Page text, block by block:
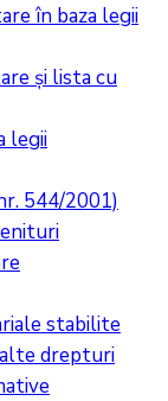
în baza legii
și lista cu
legii
544/2001)
stabilite
drepturi